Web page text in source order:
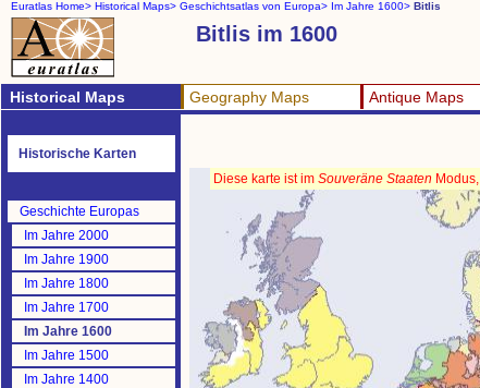
Euratlas Home> Historical Maps> Geschichtsatlas von Europa> Im Jahre 1600> Bitlis
Bitlis im 1600
Historical Maps Geography Maps Antique Maps
Historische Karten
Geschichte Europas
Im Jahre 2000
Im Jahre 1900
Im Jahre 1800
Im Jahre 1700
Im Jahre 1600
Im Jahre 1500
Im Jahre 1400
Diese karte ist im Souveräne Staaten Modus,